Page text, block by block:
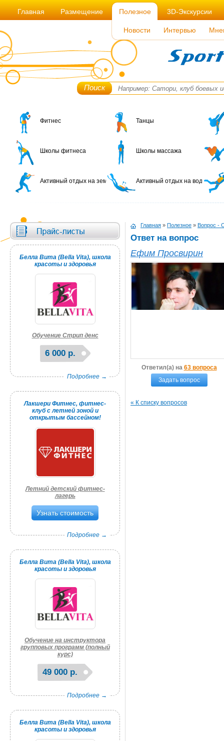
Главная Размещение Полезное
Новости Интервью
3D-Экскурсии
Поиск
Фитнес Танцы
Школы фитнеса Школы массажа
Активный отдых на земле Активный отдых на воде
Белла Вита (Bella Vita), школа
красоты и здоровья
Обучение Стрип денс
6 000 р.
Подробнее →
Лакшери Фитнес, фитнес-
клуб с летней зоной и
открытым бассейном!
Летний детский фитнес-
лагерь
Узнать стоимость
Подробнее →
Белла Вита (Bella Vita), школа
красоты и здоровья
Обучение на инструктора
групповых программ (полный
курс)
49 000 р.
Подробнее →
Белла Вита (Bella Vita), школа
красоты и здоровья
Главная » Полезное » Вопрос -
Ответ на вопрос
Ефим Просвирин
Ответил(а) на 63 вопроса
Задать вопрос
« К списку вопросов